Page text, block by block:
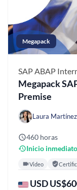
Megapack
SAP ABAP
Megapack
Premise
Laura Martínez
460 horas
Inicio inmediato
Video
USD